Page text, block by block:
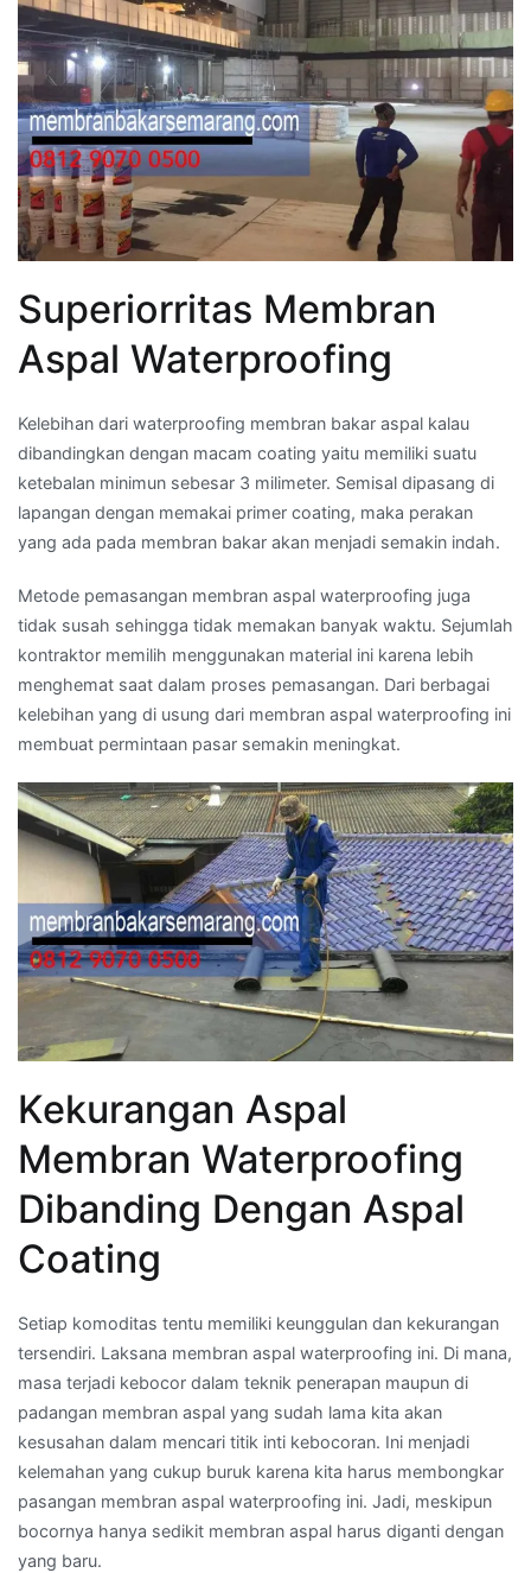
Superiorritas Membran
Aspal Waterproofing
Kelebihan dari waterproofing membran bakar aspal kalau
dibandingkan dengan macam coating yaitu memiliki suatu
ketebalan minimun sebesar 3 milimeter. Semisal dipasang di
lapangan dengan memakai primer coating, maka perakan
yang ada pada membran bakar akan menjadi semakin indah.
Metode pemasangan membran aspal waterproofing juga
tidak susah sehingga tidak memakan banyak waktu. Sejumlah
kontraktor memilih menggunakan material ini karena lebih
menghemat saat dalam proses pemasangan. Dari berbagai
kelebihan yang di usung dari membran aspal waterproofing ini
membuat permintaan pasar semakin meningkat.
Kekurangan Aspal
Membran Waterproofing
Dibanding Dengan Aspal
Coating
Setiap komoditas tentu memiliki keunggulan dan kekurangan
tersendiri. Laksana membran aspal waterproofing ini. Di mana,
masa terjadi kebocor dalam teknik penerapan maupun di
padangan membran aspal yang sudah lama kita akan
kesusahan dalam mencari titik inti kebocoran. Ini menjadi
kelemahan yang cukup buruk karena kita harus membongkar
pasangan membran aspal waterproofing ini. Jadi, meskipun
bocornya hanya sedikit membran aspal harus diganti dengan
yang baru.